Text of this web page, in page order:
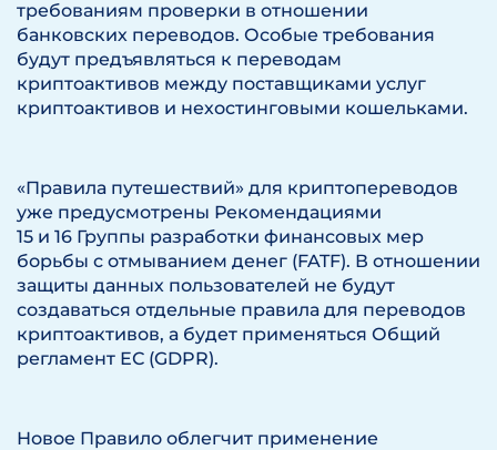
требованиям проверки в отношении
банковских переводов. Особые требования
будут предъявляться к переводам
криптоактивов между поставщиками услуг
криптоактивов и нехостинговыми кошельками.
«Правила путешествий» для криптопереводов
уже предусмотрены Рекомендациями
15 и 16 Группы разработки финансовых мер
борьбы с отмыванием денег (FATF). В отношении
защиты данных пользователей не будут
создаваться отдельные правила для переводов
криптоактивов, а будет применяться Общий
регламент ЕС (GDPR).
Новое Правило облегчит применение